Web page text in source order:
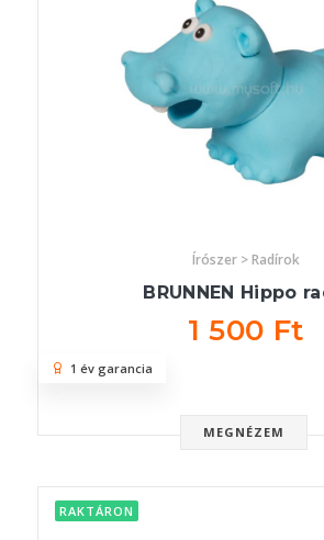
Írószer > Radírok
BRUNNEN Hippo
1 500 Ft
MEGNÉZEM
1 év garancia
RAKTÁRON